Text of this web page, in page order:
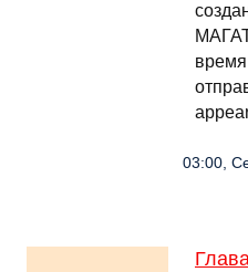
время
03:00,